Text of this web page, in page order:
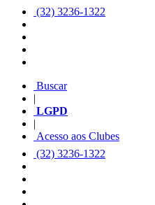
(32) 3236-1322
Buscar
|
LGPD
|
Acesso aos Clubes
(32) 3236-1322